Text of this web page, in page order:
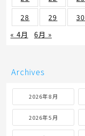
28
29 30
« 4月
6月 »
Archives
2026年8月
2026年5月